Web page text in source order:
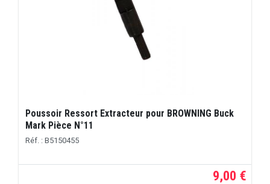
Poussoir Ressort Extracteur pour BROWNING Buck
Mark Pièce N°11
Réf. : B5150455
9,00 €